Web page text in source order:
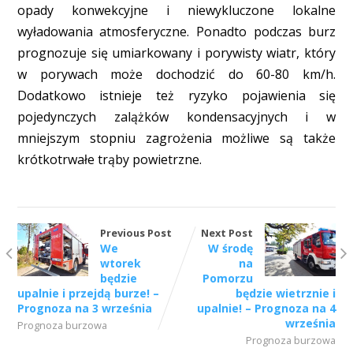
opady konwekcyjne i niewykluczone lokalne
wyładowania atmosferyczne. Ponadto podczas burz
prognozuje się umiarkowany i porywisty wiatr, który
w porywach może dochodzić do 60-80 km/h.
Dodatkowo istnieje też ryzyko pojawienia się
pojedynczych zalążków kondensacyjnych i w
mniejszym stopniu zagrożenia możliwe są także
krótkotrwałe trąby powietrzne.
Previous Post
We
wtorek
będzie
upalnie i przejdą burze! –
Prognoza na 3 września
Prognoza burzowa
Next Post
W środę
na
Pomorzu
będzie wietrznie i
upalnie! – Prognoza na 4
września
Prognoza burzowa